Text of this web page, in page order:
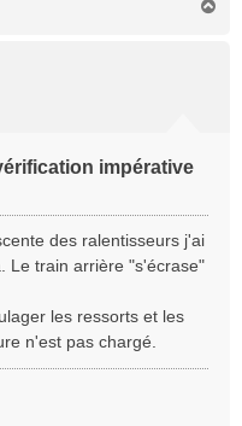
impérative
des ralentisseurs j'ai
Le train arrière "s'écrase"
les ressorts et les
n'est pas chargé.